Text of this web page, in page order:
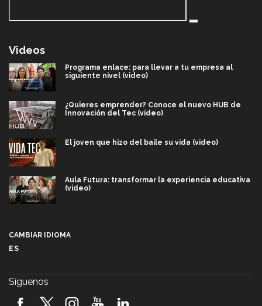
Videos
Programa enlace: para llevar a tu empresa al
siguiente nivel (video)
¿Quieres emprender? Conoce el nuevo HUB de
Innovación del Tec (video)
El joven que hizo del baile su vida (video)
Aula Futura: transformar la experiencia educativa
(video)
2026! (video)
CAMBIAR IDIOMA
ES
Síguenos